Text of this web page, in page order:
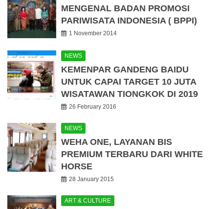
MENGENAL BADAN PROMOSI
PARIWISATA INDONESIA ( BPPI)
1 November 2014
NEWS
KEMENPAR GANDENG BAIDU
UNTUK CAPAI TARGET 10 JUTA
WISATAWAN TIONGKOK DI 2019
26 February 2016
NEWS
WEHA ONE, LAYANAN BIS
PREMIUM TERBARU DARI WHITE
HORSE
28 January 2015
ART & CULTURE